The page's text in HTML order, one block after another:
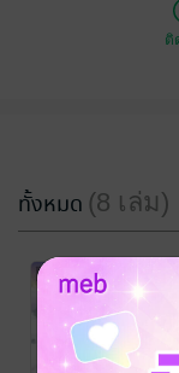
ติ
ทั้งหมด (8 เล่ม)